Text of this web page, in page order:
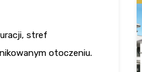
stref
otoczeniu.